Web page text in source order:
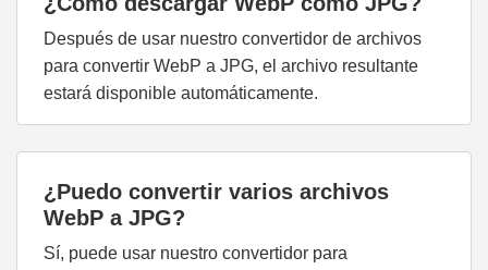
Después de usar nuestro convertidor de archivos
para convertir WebP a JPG, el archivo resultante
estará disponible automáticamente.
¿Puedo convertir varios archivos
WebP a JPG?
Sí, puede usar nuestro convertidor para